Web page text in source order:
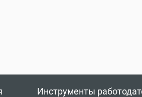
Инструменты